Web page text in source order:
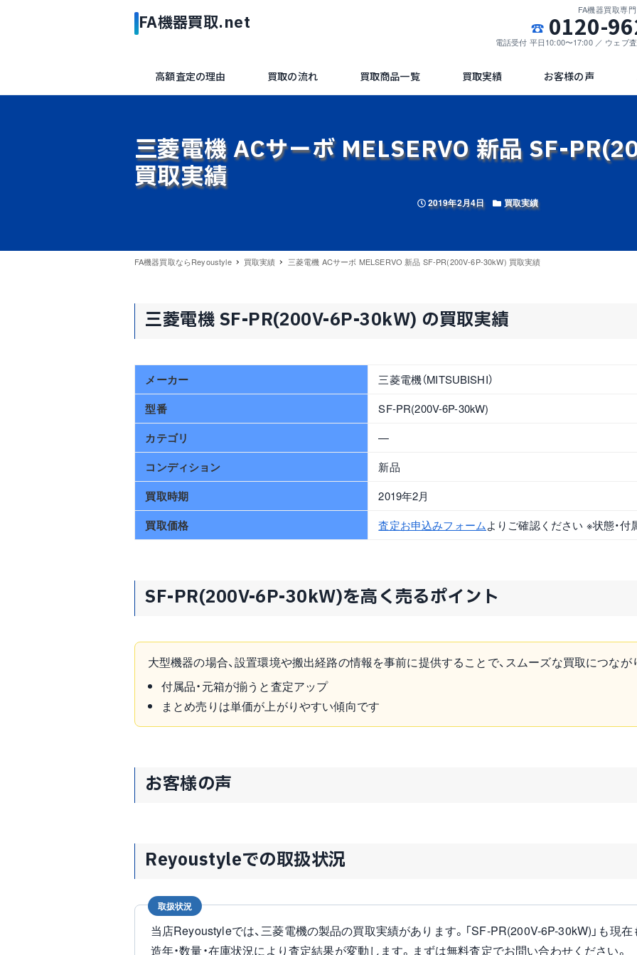
FA機器買取専
0120-
電話受付 平日10:00〜17:00 ／ ウェブ
高額査定の理由 買取の流れ 買取商品一覧 買取実績 お客様の声
三菱電機 ACサーボ MELSERVO 新品 SF-
買取実績
投稿日
2019年2月4日 カテゴリー
買取実績
FA機器買取ならReyoustyle 買取実績 三菱電機 ACサーボ MELSERVO 新品 SF-PR(200V-6P-30kW) 買取実績
三菱電機 SF-PR(200V-6P-30kW) の買取実績
メーカー 三菱電機（MITSUBISHI）
型番 SF-PR(200V-6P-30kW)
カテゴリ —
コンディション 新品
買取時期 2019年2月
買取価格 査定お申込みフォームよりご確認ください ※状態・付
SF-PR(200V-6P-30kW)を高く売るポイント
大型機器の場合、設置環境や搬出経路の情報を事前に提供することで、スムーズな買取につなが
付属品・元箱が揃うと査定アップ
まとめ売りは単価が上がりやすい傾向です
お客様の声
Reyoustyleでの取扱状況
取扱状況
当店Reyoustyleでは、三菱電機の製品の買取実績があります。「SF-PR(200V-6P-30kW)」も現在
造年・数量・在庫状況により査定結果が変動します。まずは無料査定でお問い合わせください。